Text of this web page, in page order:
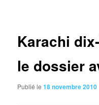
Karachi
le dossier
Publié le18 novembre 2010